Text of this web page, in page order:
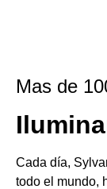
Mas de
Cada día,
todo el mundo,